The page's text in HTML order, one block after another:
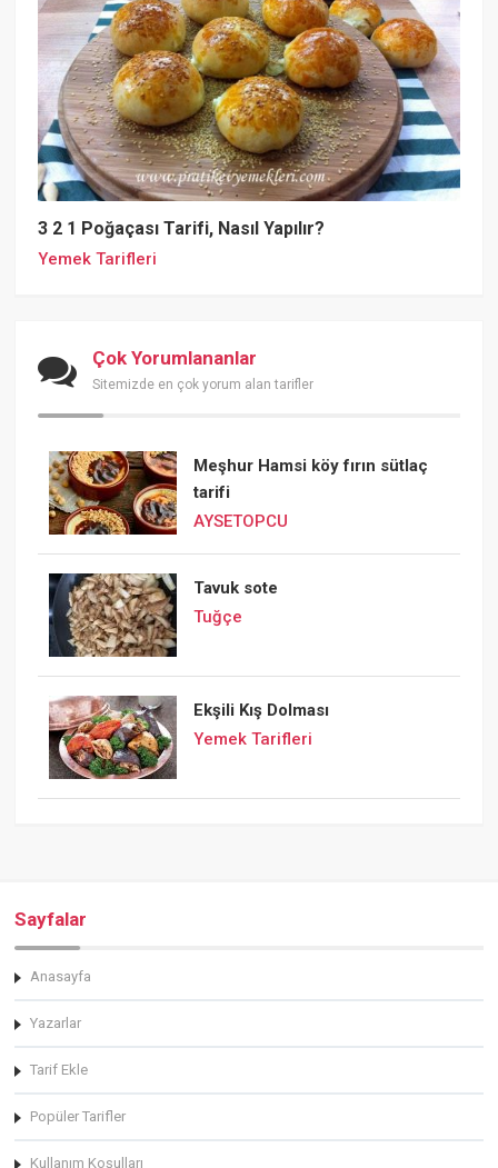
3 2 1 Poğaçası Tarifi, Nasıl Yapılır?
Yemek Tarifleri
Çok Yorumlananlar
Sitemizde en çok yorum alan tarifler
Meşhur Hamsi köy fırın sütlaç
tarifi
AYSETOPCU
Tavuk sote
Tuğçe
Ekşili Kış Dolması
Yemek Tarifleri
Sayfalar
Anasayfa
Yazarlar
Tarif Ekle
Popüler Tarifler
Kullanım Koşulları